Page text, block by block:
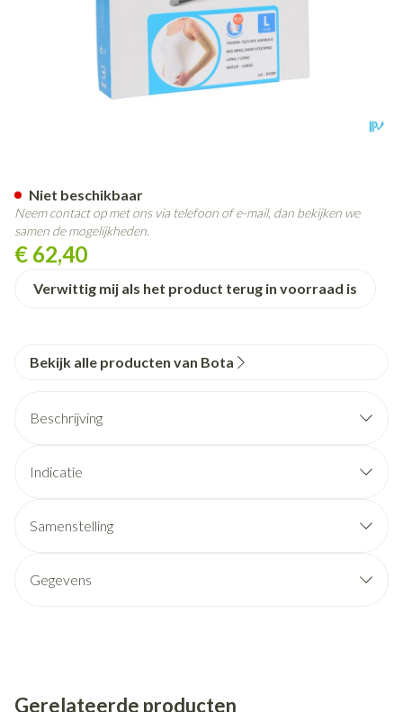
€ 62,40
Verwittig mij als het product terug in voorraad is
Niet beschikbaar
Neem contact op met ons via telefoon of e-mail, dan bekijken we
samen de mogelijkheden.
Bekijk alle producten van Bota
Beschrijving
Indicatie
Samenstelling
Gegevens
Gerelateerde producten